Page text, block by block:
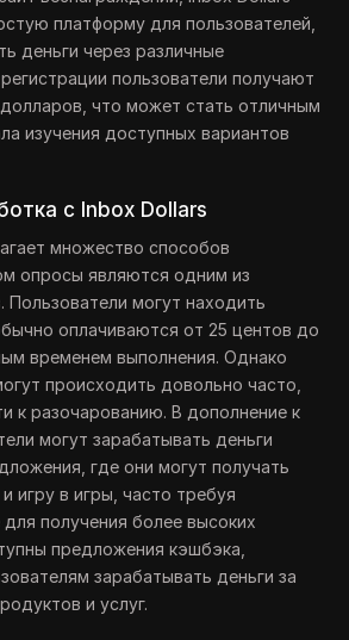
платформу для пользователей,
деньги через различные
пользователи получают
что может стать отличным
изучения доступных вариантов
с Inbox Dollars
множество способов
опросы являются одним из
могут находить
оплачиваются от 25 центов до
временем выполнения. Однако
происходить довольно часто,
к разочарованию. В дополнение к
могут зарабатывать деньги
где они могут получать
и игру в игры, часто требуя
получения более высоких
предложения кэшбэка,
зарабатывать деньги за
и услуг.